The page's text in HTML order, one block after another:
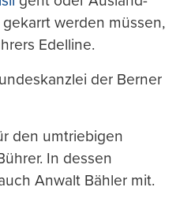
werden müssen,
Edelline.
der Berner
den umtriebigen
In dessen
Anwalt Bähler mit.